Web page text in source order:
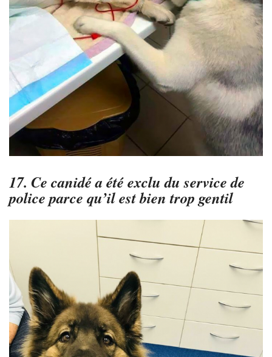
17. Ce canidé a été exclu du service de
police parce qu’il est bien trop gentil